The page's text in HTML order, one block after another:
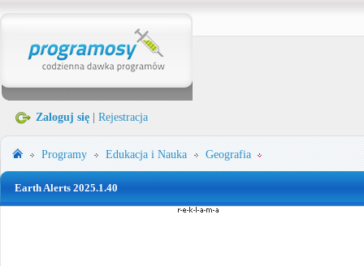
Zaloguj się Rejestracja
Programy Edukacja i Nauka Geografia
Earth Alerts 2025.1.40